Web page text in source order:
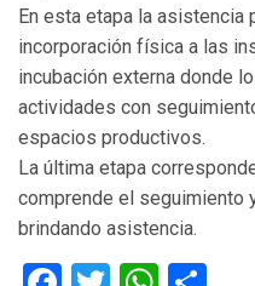
En esta etapa la asistencia
incorporación física a las
incubación externa donde
actividades con
espacios productivos.
La última etapa
comprende el seguimiento
brindando asistencia.